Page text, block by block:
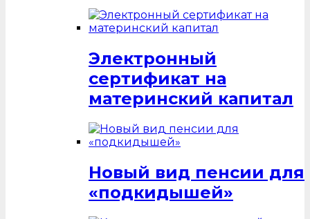
Электронный
сертификат на
материнский капитал
Новый вид пенсии для
«подкидышей»